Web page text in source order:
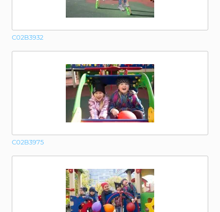
C02B3932
C02B3975